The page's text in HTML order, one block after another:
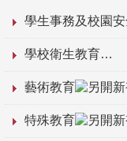
學生事務及校園安
學校衛生教育
藝術教育
特殊教育